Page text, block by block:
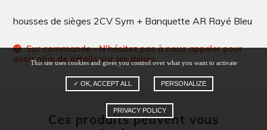
housses de sièges 2CV Sym + Banquette AR Rayé Bleu
Sur commande - N'hésitez pas à nous appeler pour
avoir plus de détails sur les délais.
Ces produits peuvent vous
This site uses cookies and gives you control over what you want to activate
✓ OK, ACCEPT ALL PERSONALIZE
PRIVACY POLICY